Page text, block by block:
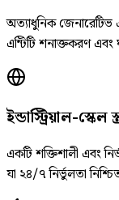
অত্যাধুনিক জেনারেটিভ
এন্টিটি শনাক্তকরণ এবং
ইন্ডাস্ট্রিয়াল-স্কেল
একটি শক্তিশালী এবং
যা ২৪/৭ নির্ভুলতা